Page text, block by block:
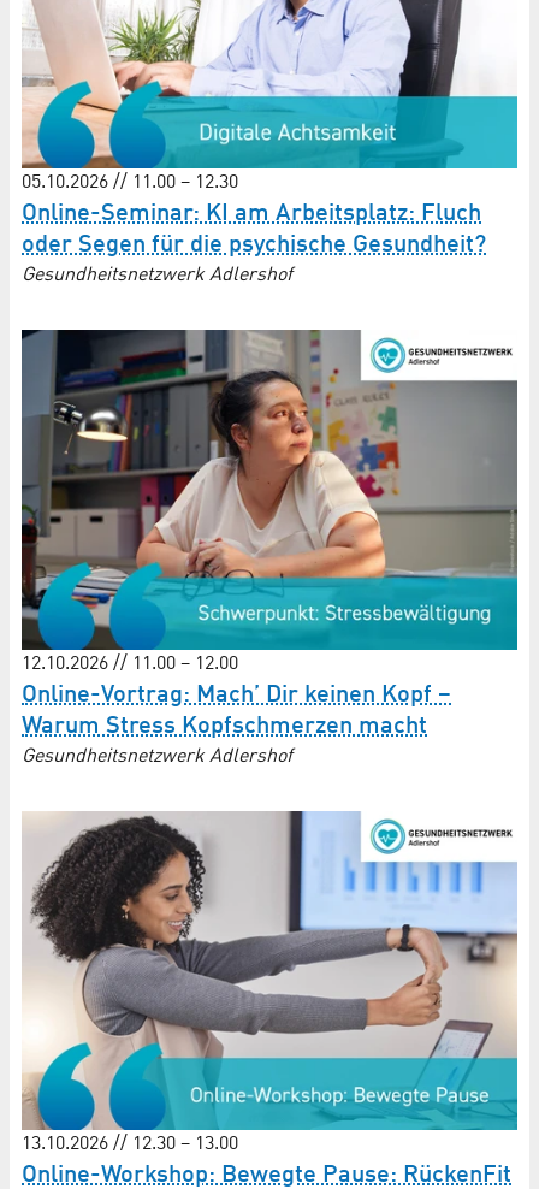
05.10.2026 // 11.00 – 12.30
Online-Seminar: KI am Arbeitsplatz: Fluch
oder Segen für die psychische Gesundheit?
Gesundheitsnetzwerk Adlershof
12.10.2026 // 11.00 – 12.00
Online-Vortrag: Mach’ Dir keinen Kopf –
Warum Stress Kopfschmerzen macht
Gesundheitsnetzwerk Adlershof
13.10.2026 // 12.30 – 13.00
Online-Workshop: Bewegte Pause: RückenFit